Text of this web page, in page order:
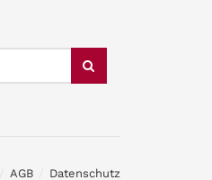
AGB Datenschutz